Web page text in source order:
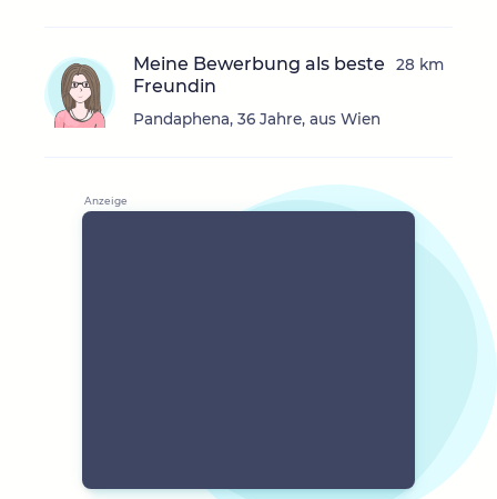
Meine Bewerbung als beste
Freundin
Pandaphena, 36 Jahre, aus Wien
28 km